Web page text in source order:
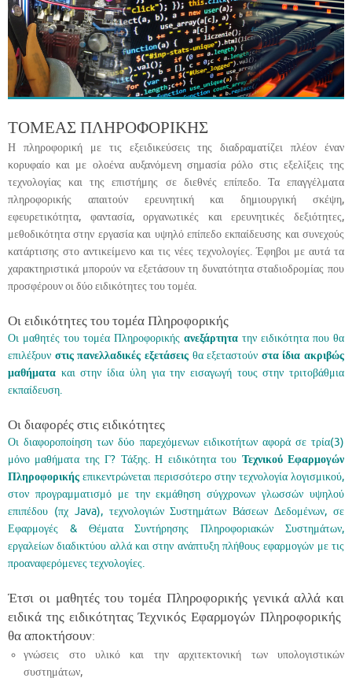
ΤΟΜΕΑΣ ΠΛΗΡΟΦΟΡΙΚΗΣ
Η πληροφορική με τις εξειδικεύσεις της διαδραματίζει πλέον έναν
κορυφαίο και με ολοένα αυξανόμενη σημασία ρόλο στις εξελίξεις της
τεχνολογίας και της επιστήμης σε διεθνές επίπεδο. Τα επαγγέλματα
πληροφορικής απαιτούν ερευνητική και δημιουργική σκέψη,
εφευρετικότητα, φαντασία, οργανωτικές και ερευνητικές δεξιότητες,
μεθοδικότητα στην εργασία και υψηλό επίπεδο εκπαίδευσης και συνεχούς
κατάρτισης στο αντικείμενο και τις νέες τεχνολογίες. Έφηβοι με αυτά τα
χαρακτηριστικά μπορούν να εξετάσουν τη δυνατότητα σταδιοδρομίας που
προσφέρουν οι δύο ειδικότητες του τομέα.
Οι ειδικότητες του τομέα Πληροφορικής
Οι μαθητές του τομέα Πληροφορικής ανεξάρτητα την ειδικότητα που θα
επιλέξουν στις πανελλαδικές εξετάσειςθα εξεταστούν στα ίδια ακριβώς
μαθήματα και στην ίδια ύλη για την εισαγωγή τους στην τριτοβάθμια
εκπαίδευση.
Οι διαφορές στις ειδικότητες
Οι διαφοροποίηση των δύο παρεχόμενων ειδικοτήτων αφορά σε τρία(3)
μόνο μαθήματα της Γ? Τάξης. Η ειδικότητα του Τεχνικού Εφαρμογών
Πληροφορικής επικεντρώνεται περισσότερο στην τεχνολογία λογισμικού,
στον προγραμματισμό με την εκμάθηση σύγχρονων γλωσσών υψηλού
επιπέδου (πχ Java), τεχνολογιών Συστημάτων Βάσεων Δεδομένων, σε
Εφαρμογές & Θέματα Συντήρησης Πληροφοριακών Συστημάτων,
εργαλείων διαδικτύου αλλά και στην ανάπτυξη πλήθους εφαρμογών με τις
προαναφερόμενες τεχνολογίες.
Έτσι οι μαθητές του τομέα Πληροφορικής γενικά αλλά και
ειδικά της ειδικότητας Τεχνικός Εφαρμογών Πληροφορικής
θα αποκτήσουν:
γνώσεις στο υλικό και την αρχιτεκτονική των υπολογιστικών
συστημάτων,